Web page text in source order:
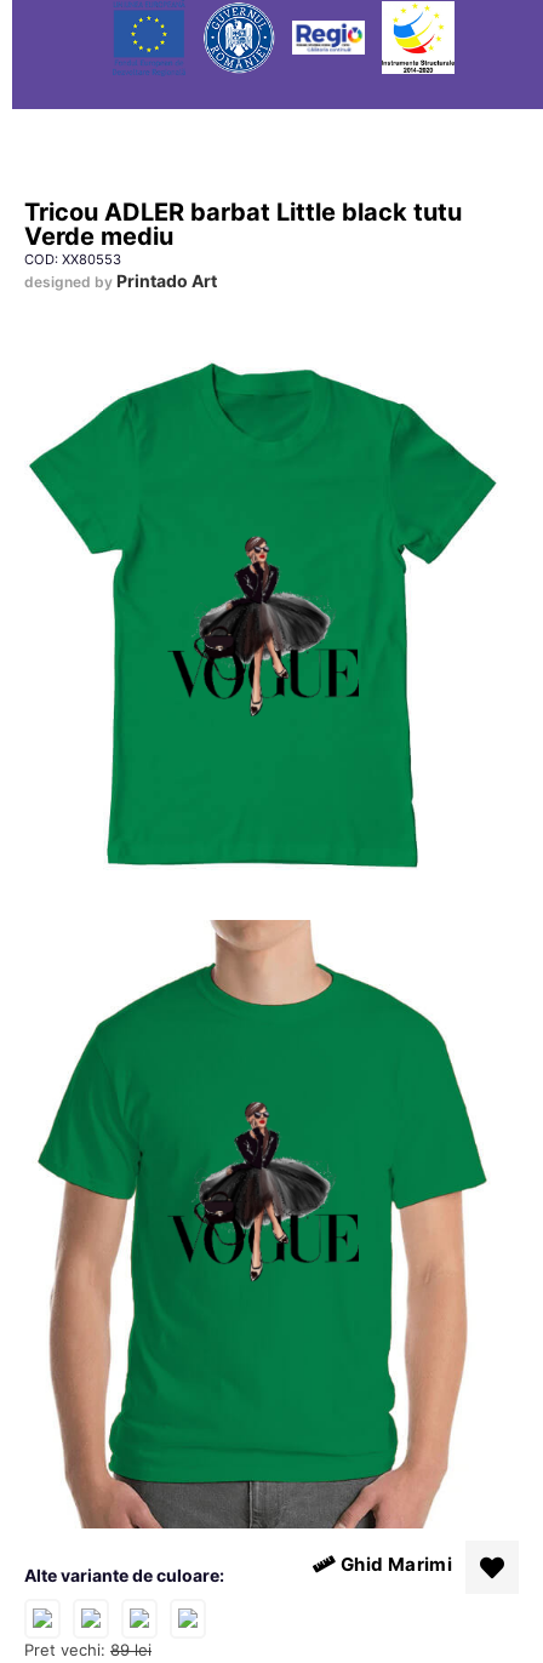
Tricou ADLER barbat Little black tutu
Verde mediu
COD: XX80553
designed by Printado Art
Pret vechi: 89 lei
Alte variante de culoare: Ghid Marimi